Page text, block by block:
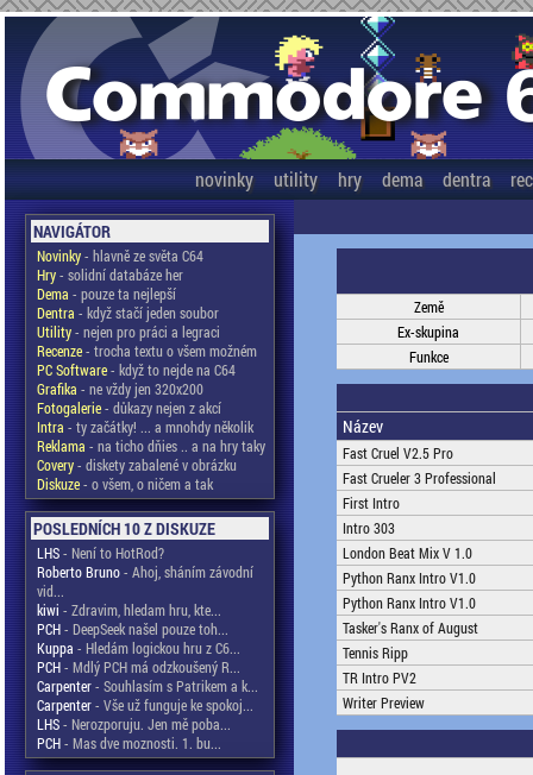
novinky utility hry dema dentra
NAVIGÁTOR
Novinky- hlavně ze světa C64
Hry- solidní databáze her
Dema - pouze ta nejlepší
Dentra - když stačí jeden soubor
Utility- nejen pro práci a legraci
Recenze- trocha textu o všem možném
PC Software- když to nejde na C64
Grafika - ne vždy jen 320x200
Fotogalerie- důkazy nejen z akcí
Intra - ty začátky! ... a mnohdy několik
Reklama - na ticho dňies .. a na hry taky
Covery- diskety zabalené v obrázku
Diskuze- o všem, o ničem a tak
POSLEDNÍCH 10 Z DISKUZE
LHS- Není to HotRod?
Roberto Bruno- Ahoj, sháním závodní
vid...
kiwi - Zdravim, hledam hru, kte...
PCH- DeepSeek našel pouze toh...
Kuppa - Hledám logickou hru z C6...
PCH- Mdlý PCH má odzkoušený R...
Carpenter- Souhlasím s Patrikem a k...
Carpenter- Vše už funguje ke spokoj...
LHS- Nerozporuju. Jen mě poba...
PCH- Mas dve moznosti. 1. bu...
Země
Ex-skupina
Funkce
Název
Fast Cruel V2.5 Pro
Fast Crueler 3 Professional
First Intro
Intro 303
London Beat Mix V 1.0
Python Ranx Intro V1.0
Python Ranx Intro V1.0
Tasker's Ranx of August
Tennis Ripp
TR Intro PV2
Writer Preview